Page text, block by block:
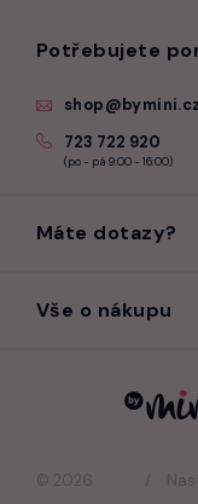
© 2026
Potřebujete
shop@bymini.cz
723 722 920
(po - pá 9:00 - 16:00)
Máte dotazy?
Vše o nákupu